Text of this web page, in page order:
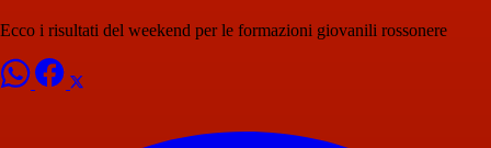
Ecco i risultati del weekend per le formazioni giovanili rossonere